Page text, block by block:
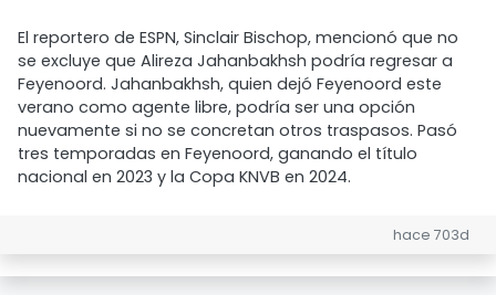
El reportero de ESPN, Sinclair Bischop, mencionó que no
se excluye que Alireza Jahanbakhsh podría regresar a
Feyenoord. Jahanbakhsh, quien dejó Feyenoord este
verano como agente libre, podría ser una opción
nuevamente si no se concretan otros traspasos. Pasó
tres temporadas en Feyenoord, ganando el título
nacional en 2023 y la Copa KNVB en 2024.
hace 703d